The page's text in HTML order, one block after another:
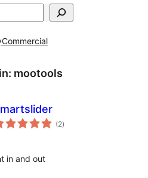
Commercial
mootools
(2tổng
đánh
)
in and out